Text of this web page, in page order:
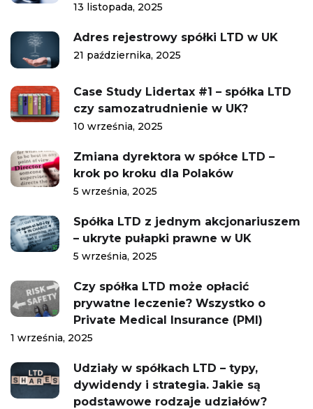
13 listopada, 2025
Adres rejestrowy spółki LTD w UK
21 października, 2025
Case Study Lidertax #1 – spółka LTD
czy samozatrudnienie w UK?
10 września, 2025
Zmiana dyrektora w spółce LTD –
krok po kroku dla Polaków
5 września, 2025
Spółka LTD z jednym akcjonariuszem
– ukryte pułapki prawne w UK
5 września, 2025
Czy spółka LTD może opłacić
prywatne leczenie? Wszystko o
Private Medical Insurance (PMI)
1 września, 2025
Udziały w spółkach LTD – typy,
dywidendy i strategia. Jakie są
podstawowe rodzaje udziałów?